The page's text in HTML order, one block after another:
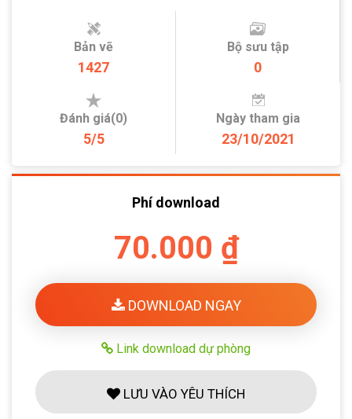
Bản vẽ
1427
Bộ sưu tập
0
Đánh giá(0)
5/5
Ngày tham gia
23/10/2021
Phí download
70.000 ₫
DOWNLOAD NGAY
Link download dự phòng
LƯU VÀO YÊU THÍCH